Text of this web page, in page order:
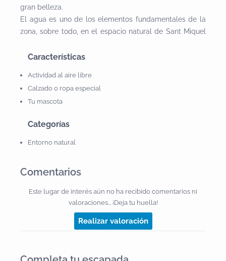
gran belleza.
El agua es uno de los elementos fundamentales de la
zona, sobre todo, en el espacio natural de Sant Miquel
Cingles, por sus cuevas y saltos de agua.
Características
Actividad al aire libre
Calzado o ropa especial
Tu mascota
Categorías
Entorno natural
Comentarios
Este lugar de interés aún no ha recibido comentarios ni
valoraciones... ¡Deja tu huella!
Realizar valoración